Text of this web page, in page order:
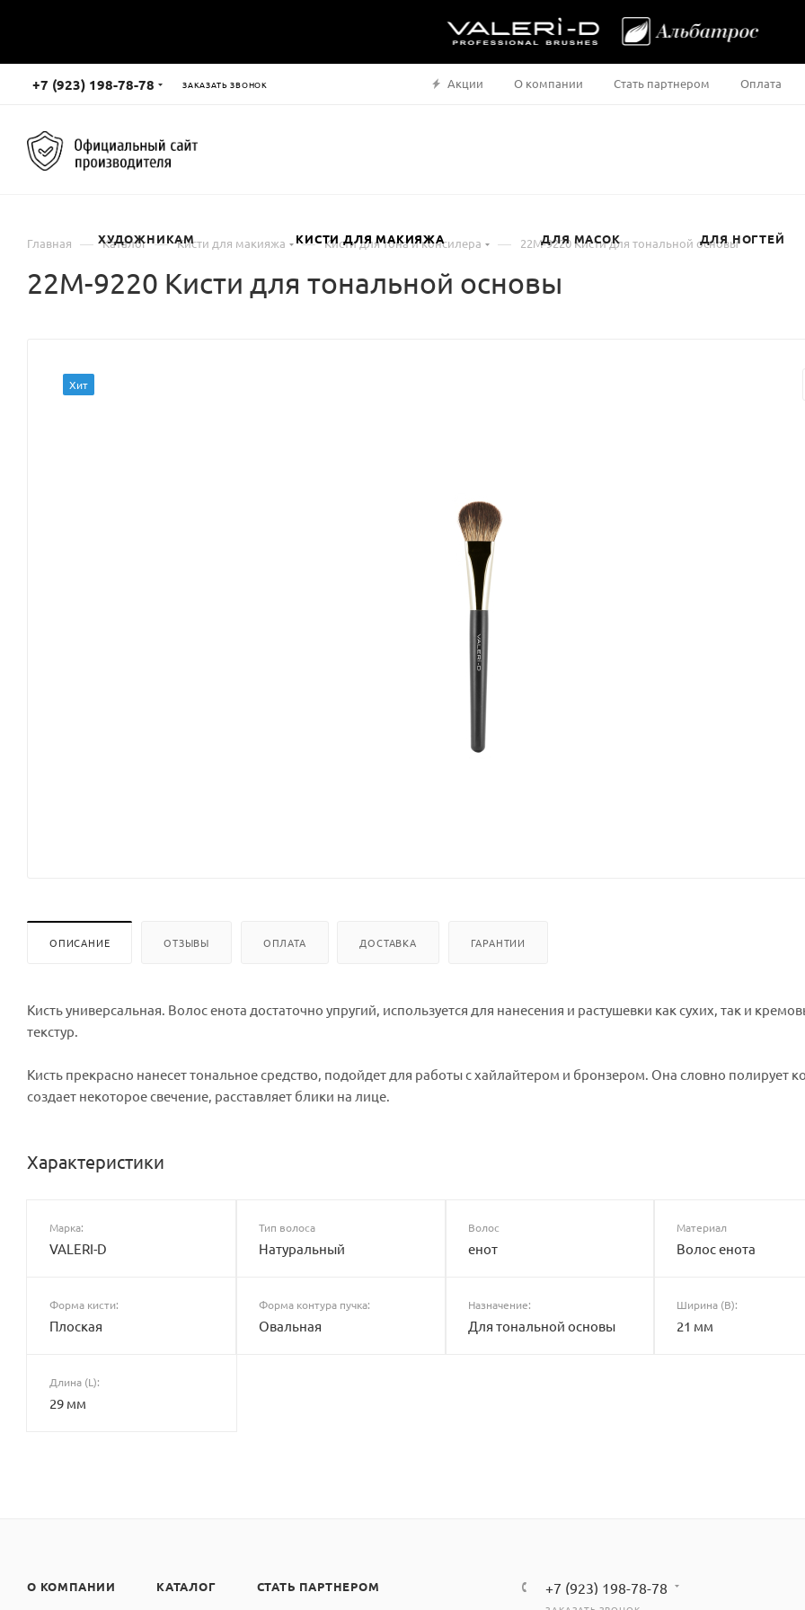
+7 (923) 198-78-78 ЗАКАЗАТЬ ЗВОНОК Акции О компании Стать партнером Оплата
ХУДОЖНИКАМ КИСТИ ДЛЯ МАКИЯЖА ДЛЯ МАСОК ДЛЯ НОГТЕЙ
Главная — Каталог — Кисти для макияжа — Кисти для тона и консилера — 22М-9220 Кисти для тональной основы
22М-9220 Кисти для тональной основы
Хит
ОПИСАНИЕ ОТЗЫВЫ ОПЛАТА ДОСТАВКА ГАРАНТИИ
Кисть универсальная. Волос енота достаточно упругий, используется для нанесения и растушевки как сухих, так и
текстур.
Кисть прекрасно нанесет тональное средство, подойдет для работы с хайлайтером и бронзером. Она словно полирует
создает некоторое свечение, расставляет блики на лице.
Характеристики
Марка:
VALERI-D
Тип волоса
Натуральный
Волос
енот
Материал
Волос енота
Форма кисти:
Плоская
Форма контура пучка:
Овальная
Назначение:
Для тональной основы
Ширина (B):
21 мм
Длина (L):
29 мм
О КОМПАНИИ КАТАЛОГ СТАТЬ ПАРТНЕРОМ +7 (923) 198-78-78